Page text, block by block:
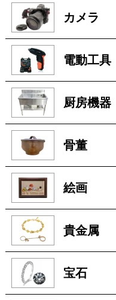
カメラ
電動工具
厨房機器
骨董
絵画
貴金属
宝石